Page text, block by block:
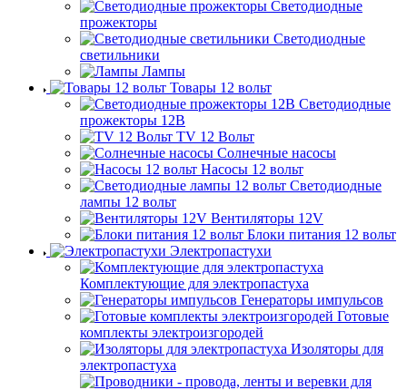
Светодиодные
прожекторы
Светодиодные
светильники
Лампы
Товары 12 вольт
Светодиодные
прожекторы 12В
TV 12 Вольт
Солнечные насосы
Насосы 12 вольт
Светодиодные
лампы 12 вольт
Вентиляторы 12V
Блоки питания 12 вольт
Электропастухи
Комплектующие для электропастуха
Генераторы импульсов
Готовые
комплекты электроизгородей
Изоляторы для
электропастуха